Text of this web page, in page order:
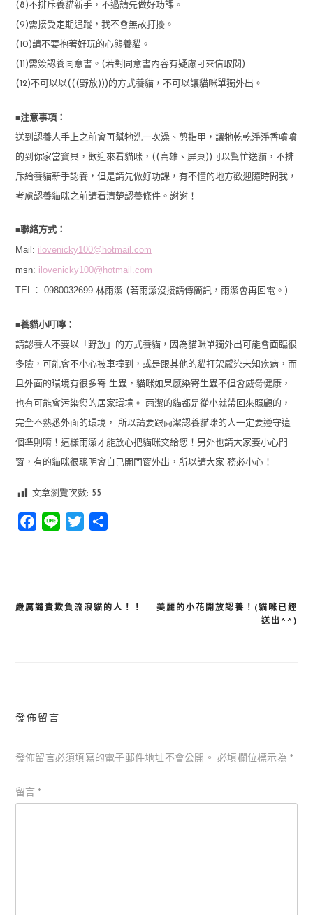
(8)不排斥養貓新手，不過請先做好功課。
(9)需接受定期追蹤，我不會無故打擾。
(10)請不要抱著好玩的心態養貓。
(11)需簽認養同意書。(若對同意書內容有疑慮可來信取閱)
(12)不可以以(((野放)))的方式養貓，不可以讓貓咪單獨外出。
■注意事項：
送到認養人手上之前會再幫牠洗一次澡、剪指甲，讓牠乾乾淨淨香噴噴
的到你家當寶貝，歡迎來看貓咪，((高雄、屏東))可以幫忙送貓，不排
斥給養貓新手認養，但是請先做好功課，有不懂的地方歡迎隨時問我，
考慮認養貓咪之前請看清楚認養條件。謝謝！
■聯絡方式：
Mail: ilovenicky100@hotmail.com
msn: ilovenicky100@hotmail.com
TEL： 0980032699林雨潔 (若雨潔沒接請傳簡訊，雨潔會再回電。)
■養貓小叮嚀：
請認養人不要以「野放」的方式養貓，因為貓咪單獨外出可能會面臨很
多險，可能會不小心被車撞到，或是跟其他的貓打架感染未知疾病，而
且外面的環境有很多寄 生蟲，貓咪如果感染寄生蟲不但會威脅健康，
也有可能會污染您的居家環境。 雨潔的貓都是從小就帶回來照顧的，
完全不熟悉外面的環境， 所以請要跟雨潔認養貓咪的人一定要遵守這
個準則唷！這樣雨潔才能放心把貓咪交給您！另外也請大家要小心門
窗，有的貓咪很聰明會自己開門窗外出，所以請大家 務必小心！
文章瀏覽次數: 55
Facebook
Line Twitter
文
美麗的小花開放認養！(貓咪已經
送出^^)
嚴厲譴責欺負流浪貓的人！！
發佈留言
發佈留言必須填寫的電子郵件地址不會公開。 必填欄位標示為*
留言 *